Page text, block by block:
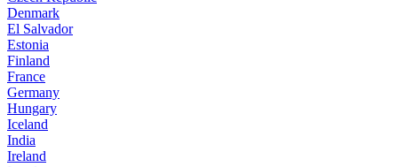
Denmark
El Salvador
Estonia
Finland
France
Germany
Hungary
Iceland
India
Ireland